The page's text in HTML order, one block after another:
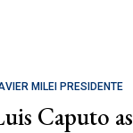
MILEI PRESIDENTE
Caputo